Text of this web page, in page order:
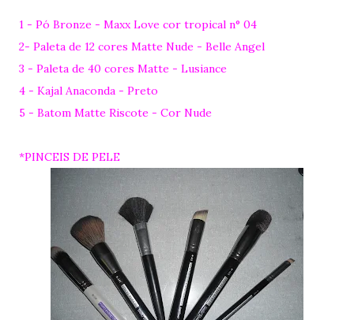
1 - Pó Bronze - Maxx Love cor tropical n° 04
2- Paleta de 12 cores Matte Nude - Belle Angel
3 - Paleta de 40 cores Matte - Lusiance
4 - Kajal Anaconda - Preto
5 - Batom Matte Riscote - Cor Nude
*PINCEIS DE PELE